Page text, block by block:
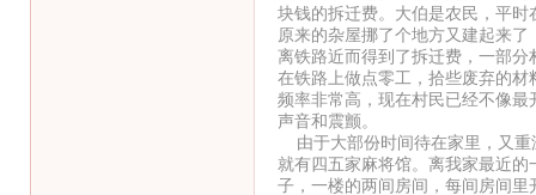
块钱的拆迁费。大伯是农民，平
原来的杂屋挪了个地方又建起来
离铁路近而得到了拆迁费，一部
在铁路上做点零工，拾些废弃的
频率非常高，现在村民已经不像
声音和震颤。
由于大部份时间待在家里，又重
就有四五家麻将馆。离我家最近
子，一楼的两间房间，每间房间